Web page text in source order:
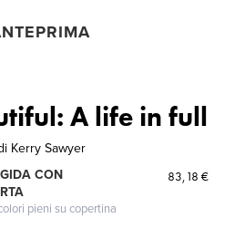
A life in full
Kerry Sawyer
CON
pieni su copertina
83,18 €